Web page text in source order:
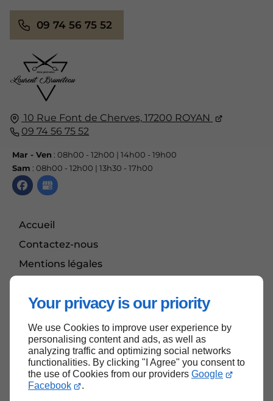
Your privacy is our priority
We use Cookies to improve user experience by
personalising content and ads, as well as
analyzing traffic and optimizing social networks
functionalities. By clicking "I Agree" you consent to
the use of Cookies from our providers Google
Facebook
.
10 Rue Font de Cherves, 17200 ROYAN
09 74 56 75 52
Mar - Ven : 08h00 - 12h00 | 14h00 - 19h00
Sam : 08h00 - 12h00 | 13h30 - 17h00
Accueil
Contactez-nous
Mentions légales
09 74 56 75 52
Haut de page